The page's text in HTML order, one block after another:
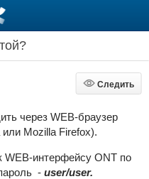
Следить
Следить
через WEB-браузер
Mozilla Firefox).
интерфейсу ONT по
- user/user.